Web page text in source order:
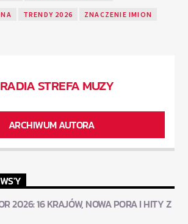
TRENDY 2026 ZNACZENIE IMION
STREFA MUZY
ARCHIWUM AUTORA
2026: 16 KRAJÓW, NOWA PORA I HITY Z